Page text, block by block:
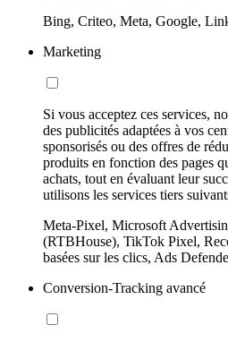
Bing, Criteo, Meta, Google,
Marketing
Si vous acceptez ces services,
des publicités adaptées à vos
sponsorisés ou des offres de
produits en fonction des pages
achats, tout en évaluant leur
utilisons les services tiers
Meta-Pixel, Microsoft
(RTBHouse), TikTok Pixel,
basées sur les clics, Ads
Conversion-Tracking avancé